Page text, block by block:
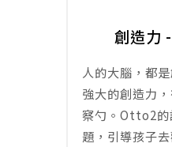
創造力
人的大腦，都
強大的創造力
察勺。Otto2的
題，引導孩子